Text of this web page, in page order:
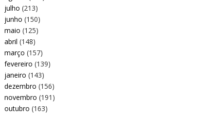
julho (213)
junho (150)
maio (125)
abril (148)
março (157)
fevereiro (139)
janeiro (143)
dezembro (156)
novembro (191)
outubro (163)